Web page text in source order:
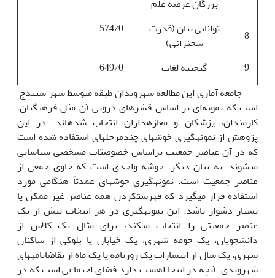
بزرگان عرصه علم
8
توانایی بیان (قدرت
سخنرانی)
574/0
9 گنجینه لغات
649/0
جامعة آماری این مطالعه شهروندان طبقه متوسط شهر سنندج
است که نمونه‌ای بر اساس قشرهای درونی آن مثل فرهنگیان،
کارمندان، پزشکان و مغازه­داران انتخاب شده­اند. در این
پژوهش از نمونه­گیری خوشه­ای چندمرحله­ای استفاده شده است
که در آن عناصر جمعیت براساس خصوصیّات مشخصی شناسایی
می­شوند. به بیان دیگر، خوشه واحدی است که حاوی جمعی از
عناصر جمعیت است. نمونه­گیری خوشه­ای عمدتاً هنگامی مورد
استفاده قرار می­گیرد که فهرست­کردن همه عناصر غیر ممکن یا
بسیار دشوار باشد. این نمونه­گیری در هر انتخاب بیش از یک
عنصر جمعیتی را انتخاب می­کند‏، برای مثال یک کلاس از
دانشجویان، یک حومه شهری، یک خیابان یا بلوکی از ساکنان
شهری، یک سال از انتشارات یک روزنامه یا یک ماه از تقاضانامه­های
شهروندی. آنچه در اینجا اهمیت دارد فضای اجتماعی است که در